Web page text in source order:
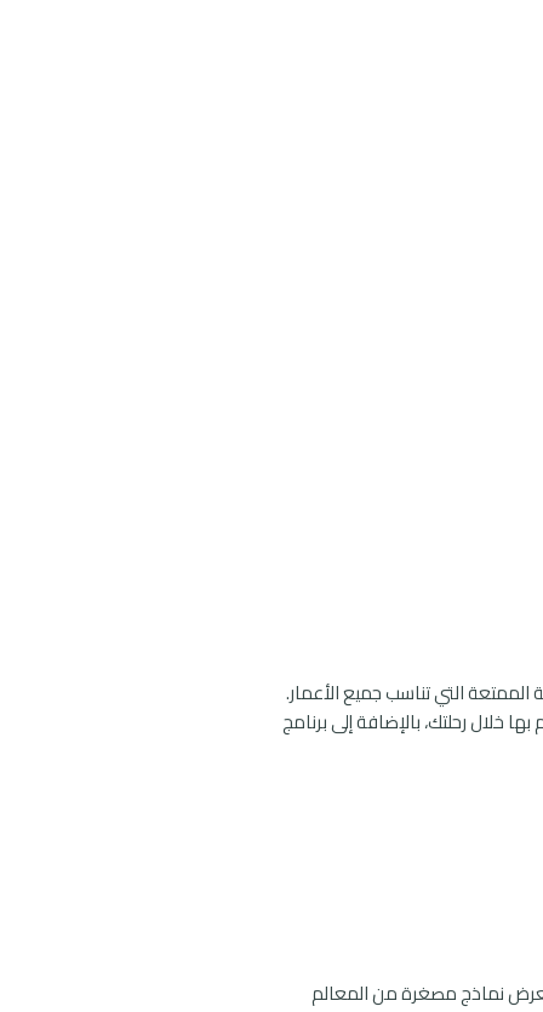
الممتعة التي تناسب جميع الأعمار.
خلال رحلتك، بالإضافة إلى برنامج
تعرض نماذج مصغرة من المعالم